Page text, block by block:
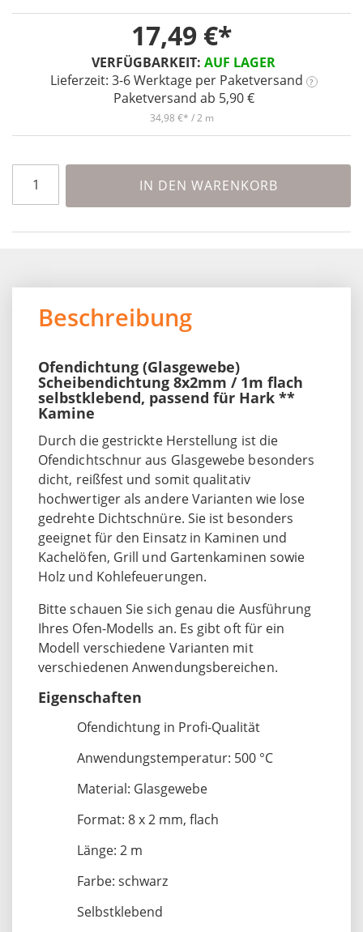
VERFÜGBARKEIT: AUF LAGER
Lieferzeit: 3-6 Werktageper Paketversand ?
Paketversand ab 5,90 €
17,49 €
34,98 € / 2 m
IN DEN WARENKORB
Beschreibung
Ofendichtung (Glasgewebe)
Scheibendichtung 8x2mm / 1m flach
selbstklebend, passend für Hark **
Kamine
Durch die gestrickte Herstellung ist die
Ofendichtschnur aus Glasgewebe besonders
dicht, reißfest und somit qualitativ
hochwertiger als andere Varianten wie lose
gedrehte Dichtschnüre. Sie ist besonders
geeignet für den Einsatz in Kaminen und
Kachelöfen, Grill und Gartenkaminen sowie
Holz und Kohlefeuerungen.
Bitte schauen Sie sich genau die Ausführung
Ihres Ofen-Modells an. Es gibt oft für ein
Modell verschiedene Varianten mit
verschiedenen Anwendungsbereichen.
Eigenschaften
Ofendichtung in Profi-Qualität
Anwendungstemperatur: 500 °C
Material: Glasgewebe
Format: 8 x 2 mm, flach
Länge: 2 m
Farbe: schwarz
Selbstklebend